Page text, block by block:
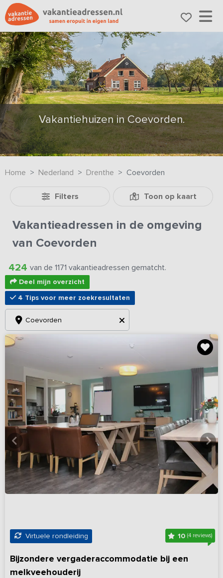
Vakantiehuizen in Coevorden.
Home Nederland Drenthe Coevorden
Filters Toon op kaart
Vakantieadressen in de omgeving
van Coevorden
424 van de 1171 vakantieadressen gematcht.
Deel mijn overzicht
4 Tips voor meer zoekresultaten
Coevorden
Virtuele rondleiding 10 (4 reviews)
Bijzondere vergaderaccommodatie bij een
melkveehouderij